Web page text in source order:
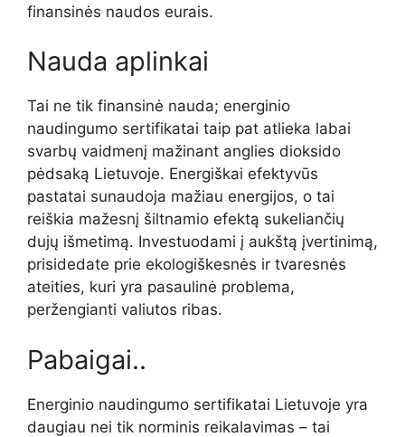
finansinės naudos eurais.
Nauda aplinkai
Tai ne tik finansinė nauda; energinio
naudingumo sertifikatai taip pat atlieka labai
svarbų vaidmenį mažinant anglies dioksido
pėdsaką Lietuvoje. Energiškai efektyvūs
pastatai sunaudoja mažiau energijos, o tai
reiškia mažesnį šiltnamio efektą sukeliančių
dujų išmetimą. Investuodami į aukštą įvertinimą,
prisidedate prie ekologiškesnės ir tvaresnės
ateities, kuri yra pasaulinė problema,
peržengianti valiutos ribas.
Pabaigai..
Energinio naudingumo sertifikatai Lietuvoje yra
daugiau nei tik norminis reikalavimas – tai